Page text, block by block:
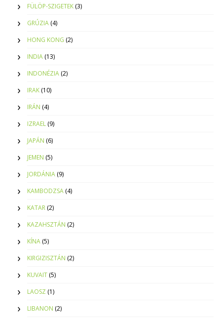
FÜLÖP-SZIGETEK (3)
GRÚZIA (4)
HONG KONG (2)
INDIA (13)
INDONÉZIA (2)
IRAK (10)
IRÁN (4)
IZRAEL (9)
JAPÁN (6)
JEMEN (5)
JORDÁNIA (9)
KAMBODZSA (4)
KATAR (2)
KAZAHSZTÁN (2)
KÍNA (5)
KIRGIZISZTÁN (2)
KUVAIT (5)
LAOSZ (1)
LIBANON (2)